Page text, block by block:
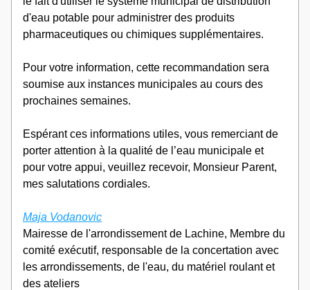
d'eau potable pour administrer des produits
pharmaceutiques ou chimiques supplémentaires.
Pour votre information, cette recommandation sera
soumise aux instances municipales au cours des
prochaines semaines.
Espérant ces informations utiles, vous remerciant de
porter attention à la qualité de l’eau municipale et
pour votre appui, veuillez recevoir, Monsieur Parent,
mes salutations cordiales.
Maja Vodanovic
Mairesse de l'arrondissement de Lachine, Membre du
comité exécutif, responsable de la concertation avec
les arrondissements, de l'eau, du matériel roulant et
des ateliers